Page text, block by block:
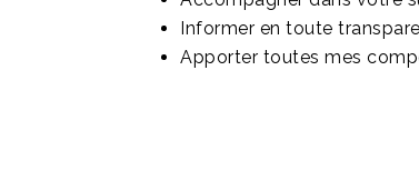
Informer en toute
Apporter toutes mes